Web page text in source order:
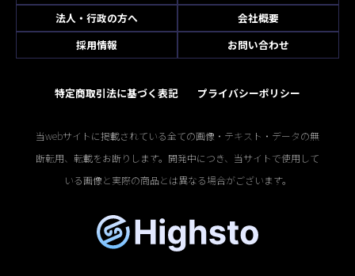
法人・行政の方へ
会社概要
採用情報
お問い合わせ
特定商取引法に基づく表記 プライバシーポリシー
当webサイトに掲載されている全ての画像・テキスト・データの無
断転用、転載をお断りします。開発中につき、当サイトで使用して
いる画像と実際の商品とは異なる場合がございます。